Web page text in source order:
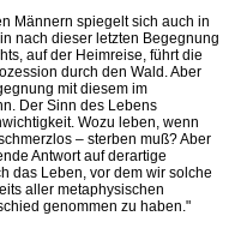
Männern spiegelt sich auch in
nach dieser letzten Begegnung
auf der Heimreise, führt die
durch den Wald. Aber
mit diesem im
Der Sinn des Lebens
Wozu leben, wenn
– sterben muß? Aber
Antwort auf derartige
das Leben, vor dem wir solche
aller metaphysischen
genommen zu haben."